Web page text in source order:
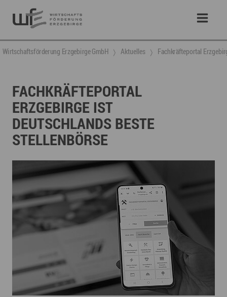
Wirtschaftsförderung Erzgebirge GmbH Aktuelles Fachkräfteportal
FACHKRÄFTEPORTAL
ERZGEBIRGE IST
DEUTSCHLANDS BESTE
STELLENBÖRSE